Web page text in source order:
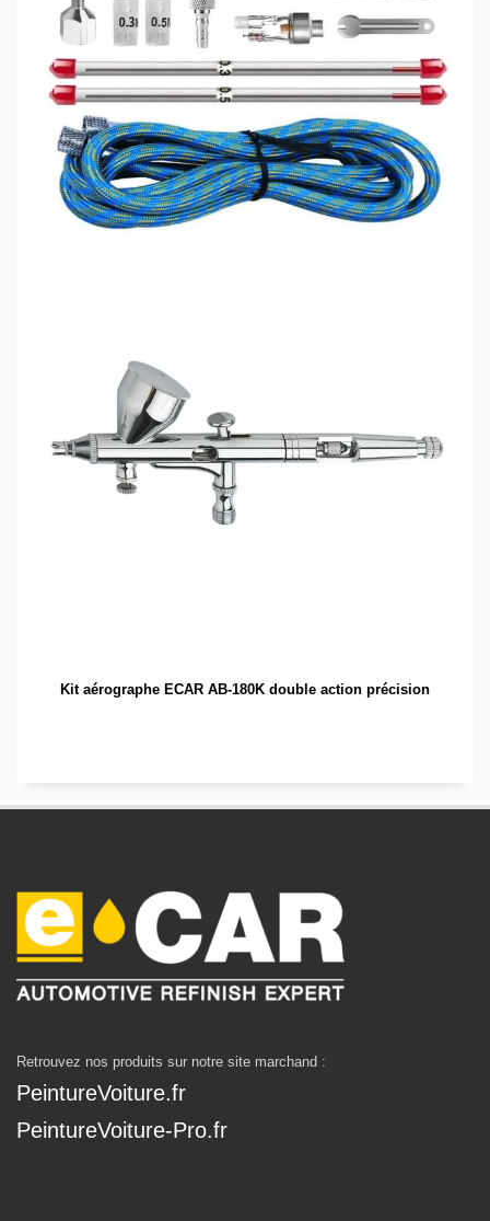
Kit aérographe ECAR AB-180K double action précision
Retrouvez nos produits sur notre site marchand :
PeintureVoiture.fr
PeintureVoiture-Pro.fr